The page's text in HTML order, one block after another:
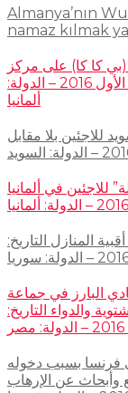
Almanya’nın
namaz kılmak
كا كا) على مركز
ثقافيّ تركيّ في هامبورغ التاريخ: كانون الأول 2016 – الدولة:
ألمانيا
للاجئين بلا مقابل
للاجئين في ألمانيا
المنازل التاريخ:
البارز في جماعة
والدواء التاريخ:
فرنسا بسبب دخوله
وأبحاث عن الإرهاب